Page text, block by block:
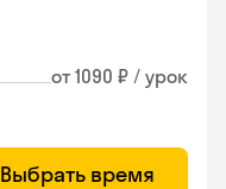
от 1090 ₽ / урок
Выбрать время